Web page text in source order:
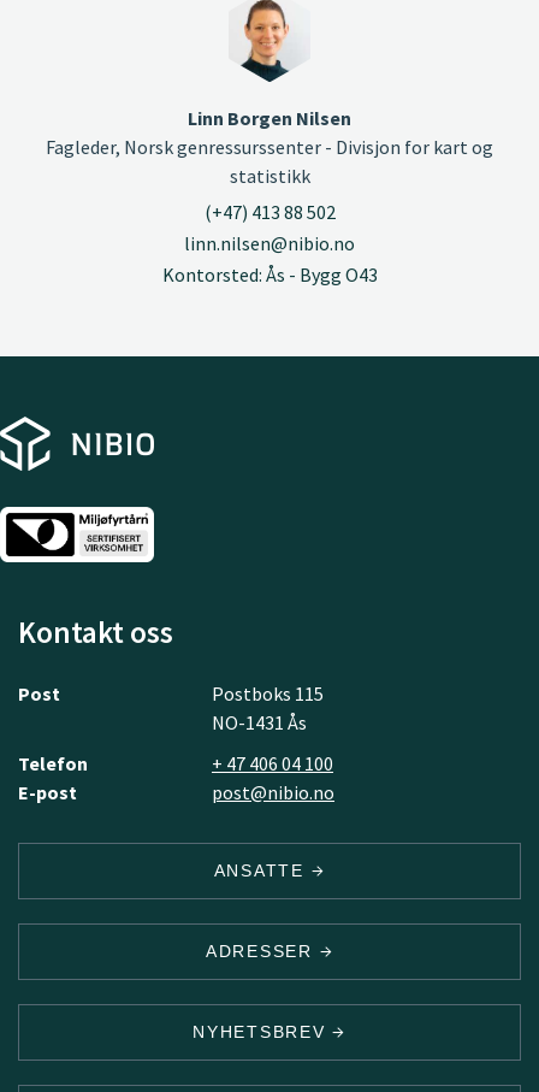
Linn Borgen Nilsen
Fagleder, Norsk genressurssenter - Divisjon for kart og
statistikk
(+47) 413 88 502
linn.nilsen@nibio.no
Kontorsted: Ås - Bygg O43
Kontakt oss
Post
Postboks 115
NO-1431 Ås
Telefon
+ 47 406 04 100
E-post
post@nibio.no
ANSATTE
ADRESSER
NYHETSBREV